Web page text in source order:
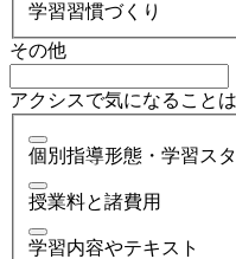
学習習慣づくり
その他
アクシスで気になること
個別指導形態・学習ス
授業料と諸費用
学習内容やテキスト